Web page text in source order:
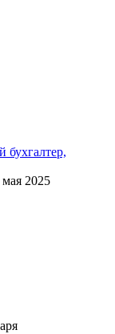
бухгалтер,
мая 2025